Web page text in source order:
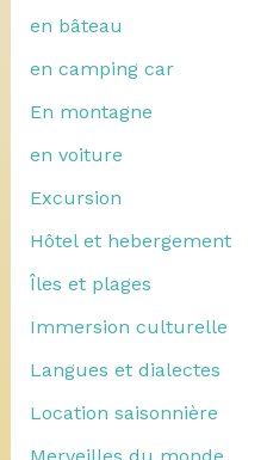
en bâteau
en camping car
En montagne
en voiture
Excursion
Hôtel et hebergement
Îles et plages
Immersion culturelle
Langues et dialectes
Location saisonnière